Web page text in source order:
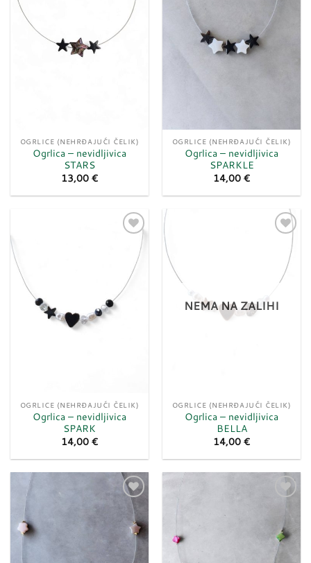
želja
OGRLICE (NEHRĐAJUĆI ČELIK)
Ogrlica – nevidljivica
STARS
13,00 €
želja
OGRLICE (NEHRĐAJUĆI ČELIK)
Ogrlica – nevidljivica
SPARKLE
14,00 €
Dodaj
listu
želja
OGRLICE (NEHRĐAJUĆI ČELIK)
Ogrlica – nevidljivica
SPARK
14,00 €
Dodaj
listu
želja
NEMA NA ZALIHI
OGRLICE (NEHRĐAJUĆI ČELIK)
Ogrlica – nevidljivica
BELLA
14,00 €
Dodaj
u
listu
želja
listu
želja